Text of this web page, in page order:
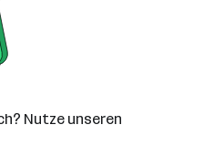
Nutze unseren